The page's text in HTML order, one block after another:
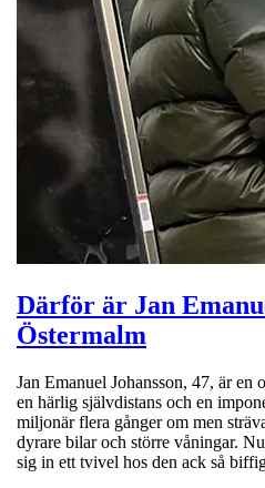
Därför är Jan
Östermalm
Jan Emanuel Johansson, 47, är en
en härlig självdistans och en
miljonär flera gånger om men
dyrare bilar och större våningar.
sig in ett tvivel hos den ack så